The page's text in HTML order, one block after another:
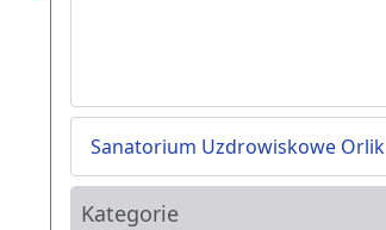
Sanatorium Uzdrowiskowe Orlik
Kategorie